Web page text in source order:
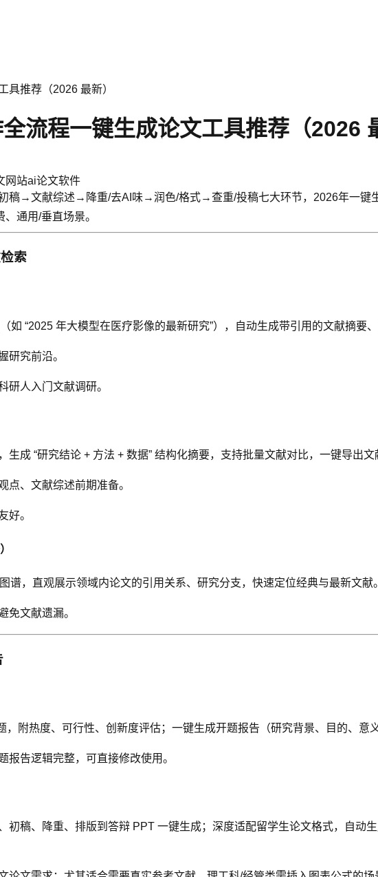
具推荐（2026 最新）
流程一键生成论文工具推荐（2026
网站ai论文软件
→文献综述→降重/去AI味→润色/格式→查重/投稿七大环节，2026年一键
通用/垂直场景。
索
如 “2025 年大模型在医疗影像的最新研究”），自动生成带引用的文献摘要
研究前沿。
研人入门文献调研。
成 “研究结论 + 方法 + 数据” 结构化摘要，支持批量文献对比，一键导出文
点、文献综述前期准备。
好。
谱，直观展示领域内论文的引用关系、研究分支，快速定位经典与最新文献。
免文献遗漏。
，附热度、可行性、创新度评估；一键生成开题报告（研究背景、目的、意
告逻辑完整，可直接修改使用。
初稿、降重、排版到答辩 PPT 一键生成；深度适配留学生论文格式，自动